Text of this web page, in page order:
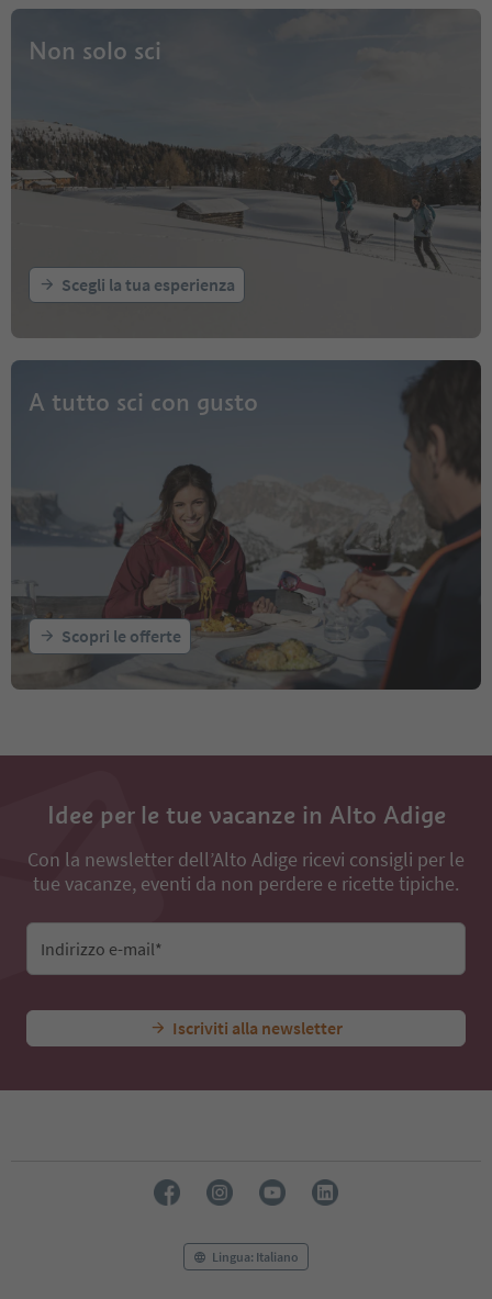
A tutto sci con gusto
Scopri le offerte
Non solo sci
Scegli la tua esperienza
Idee per le tue vacanze in Alto Adige
Con la newsletter dell’Alto Adige ricevi consigli per le
tue vacanze, eventi da non perdere e ricette tipiche.
Indirizzo e-mail*
Iscriviti alla newsletter
Lingua: Italiano